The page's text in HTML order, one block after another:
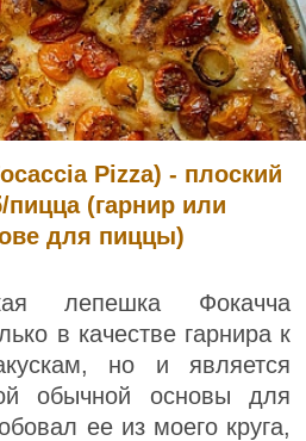
Pizza) - плоский
пицца (гарнир или
для пиццы)
лепешка Фокачча
в качестве гарнира к
но и является
обычной основы для
ее из моего круга,